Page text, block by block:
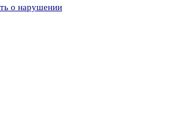
о нарушении